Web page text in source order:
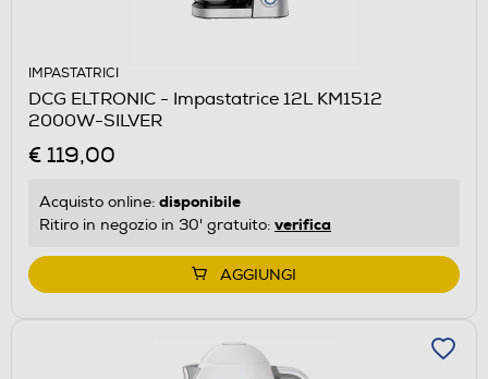
IMPASTATRICI
DCG ELTRONIC - Impastatrice 12L KM1512
2000W-SILVER
€ 119,00
Acquisto online: disponibile
Ritiro in negozio in 30' gratuito: verifica
AGGIUNGI